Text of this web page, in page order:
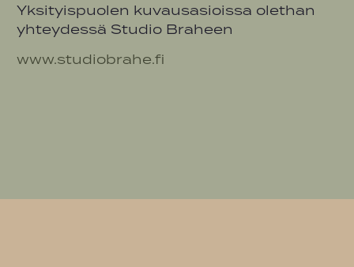
Yksityispuolen kuvausasioissa olethan
yhteydessä Studio Braheen
www.studiobrahe.fi